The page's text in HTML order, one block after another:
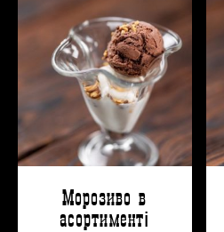
Морозиво в
асортименті